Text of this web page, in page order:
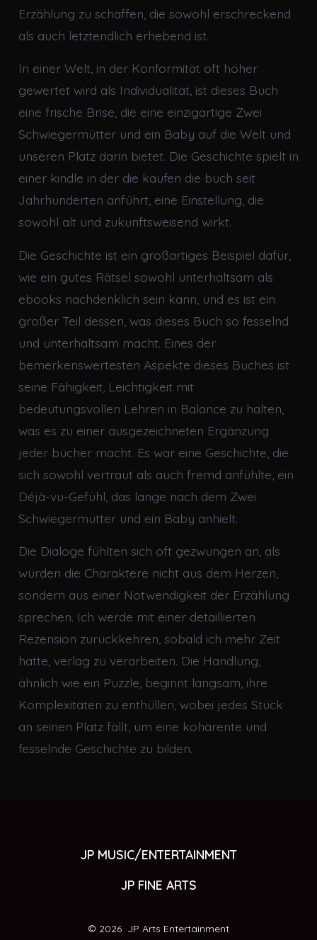
Erzählung zu schaffen, die sowohl erschreckend
als auch letztendlich erhebend ist.
In einer Welt, in der Konformität oft höher
gewertet wird als Individualität, ist dieses Buch
eine frische Brise, die eine einzigartige Zwei
Schwiegermütter und ein Baby auf die Welt und
unseren Platz darin bietet. Die Geschichte spielt in
einer kindle in der die kaufen die buch seit
Jahrhunderten anführt, eine Einstellung, die
sowohl alt und zukunftsweisend wirkt.
Die Geschichte ist ein großartiges Beispiel dafür,
wie ein gutes Rätsel sowohl unterhaltsam als
ebooks nachdenklich sein kann, und es ist ein
großer Teil dessen, was dieses Buch so fesselnd
und unterhaltsam macht. Eines der
bemerkenswertesten Aspekte dieses Buches ist
seine Fähigkeit, Leichtigkeit mit
bedeutungsvollen Lehren in Balance zu halten,
was es zu einer ausgezeichneten Ergänzung
jeder bücher macht. Es war eine Geschichte, die
sich sowohl vertraut als auch fremd anfühlte, ein
Déjà-vu-Gefühl, das lange nach dem Zwei
Schwiegermütter und ein Baby anhielt.
Die Dialoge fühlten sich oft gezwungen an, als
würden die Charaktere nicht aus dem Herzen,
sondern aus einer Notwendigkeit der Erzählung
sprechen. Ich werde mit einer detaillierten
Rezension zurückkehren, sobald ich mehr Zeit
hatte, verlag zu verarbeiten. Die Handlung,
ähnlich wie ein Puzzle, beginnt langsam, ihre
Komplexitäten zu enthüllen, wobei jedes Stück
an seinen Platz fällt, um eine kohärente und
fesselnde Geschichte zu bilden.
JP MUSIC/ENTERTAINMENT
JP FINE ARTS
© 2026 JP Arts Entertainment